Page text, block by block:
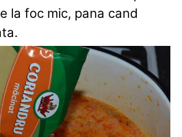
la foc mic, pana cand